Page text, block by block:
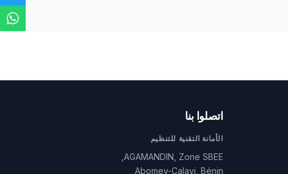
اتصلوا بنا
الأمانة التقنية للتنظيم
AGAMANDIN, Zone SBEE,
Abomey-Calavi, Bénin